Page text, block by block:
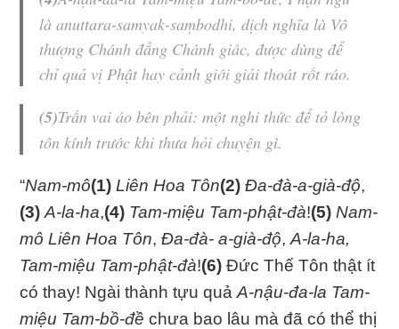
là anuttara-samyak-saṃbodhi, dịch nghĩa là Vô
thượng Chánh đẳng Chánh giác, được dùng để
chỉ quả vị Phật hay cảnh giới giải thoát rốt ráo.
(5)Trần vai áo bên phải: một nghi thức để tỏ lòng
tôn kính trước khi thưa hỏi chuyện gì.
“Nam-mô(1)Liên Hoa Tôn(2)Đa-đà-a-già-độ,
(3)A-la-ha,(4) Tam-miệu Tam-phật-đà!(5)Nam-
mô Liên Hoa Tôn,Đa-đà- a-già-độ,A-la-ha,
Tam-miệu Tam-phật-đà!(6)Đức Thế Tôn thật ít
có thay! Ngài thành tựu quảA-nậu-đa-la Tam-
miệu Tam-bồ-đềchưa bao lâu mà đã có thể thị